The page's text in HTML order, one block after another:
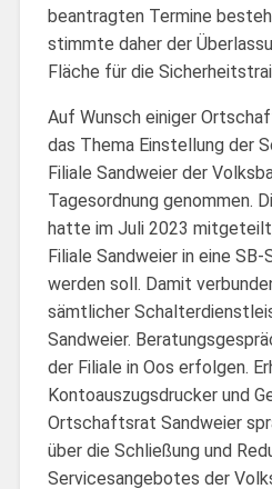
beantragten Termine
stimmte daher der
Fläche für die
Auf Wunsch einiger
das Thema Einstellung der
Filiale Sandweier der
Tagesordnung genommen.
hatte im Juli 2023
Filiale Sandweier in eine
werden soll. Damit
sämtlicher
Sandweier.
der Filiale in Oos erfolgen.
Kontoauszugsdrucker und
Ortschaftsrat Sandweier
über die Schließung und
Servicesangebotes der